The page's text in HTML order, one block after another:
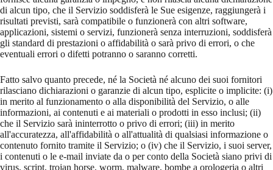
di alcun tipo, che il Servizio soddisferà le Sue esigenze, raggiungerà i
risultati previsti, sarà compatibile o funzionerà con altri software,
applicazioni, sistemi o servizi, funzionerà senza interruzioni, soddisferà
gli standard di prestazioni o affidabilità o sarà privo di errori, o che
eventuali errori o difetti potranno o saranno corretti.
Fatto salvo quanto precede, né la Società né alcuno dei suoi fornitori
rilasciano dichiarazioni o garanzie di alcun tipo, esplicite o implicite: (i)
in merito al funzionamento o alla disponibilità del Servizio, o alle
informazioni, ai contenuti e ai materiali o prodotti in esso inclusi; (ii)
che il Servizio sarà ininterrotto o privo di errori; (iii) in merito
all'accuratezza, all'affidabilità o all'attualità di qualsiasi informazione o
contenuto fornito tramite il Servizio; o (iv) che il Servizio, i suoi server,
i contenuti o le e-mail inviate da o per conto della Società siano privi di
virus, script, trojan horse, worm, malware, bombe a orologeria o altri